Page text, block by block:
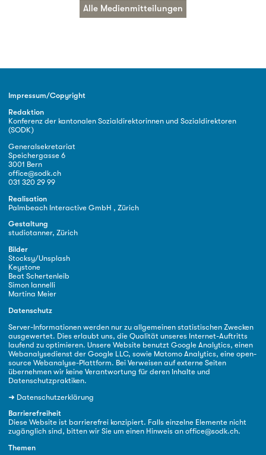
Alle Medienmitteilungen
Impressum/Copyright
Redaktion
Konferenz der kantonalen Sozialdirektorinnen und Sozialdirektoren
(SODK)
Generalsekretariat
Speichergasse 6
3001 Bern
office@sodk.ch
031 320 29 99
Realisation
Palmbeach Interactive GmbH , Zürich
Gestaltung
studiotanner, Zürich
Bilder
Stocksy/Unsplash
Keystone
Beat Schertenleib
Simon Iannelli
Martina Meier
Datenschutz
Server-Informationen werden nur zu allgemeinen statistischen Zwecken
ausgewertet. Dies erlaubt uns, die Qualität unseres Internet-Auftritts
laufend zu optimieren. Unsere Website benutzt Google Analytics, einen
Webanalysedienst der Google LLC, sowie Matomo Analytics, eine open-
source Webanalyse-Plattform. Bei Verweisen auf externe Seiten
übernehmen wir keine Verantwortung für deren Inhalte und
Datenschutzpraktiken.
➜ Datenschutzerklärung
Barrierefreiheit
Diese Website ist barrierefrei konzipiert. Falls einzelne Elemente nicht
zugänglich sind, bitten wir Sie um einen Hinweis an office@sodk.ch.
Themen